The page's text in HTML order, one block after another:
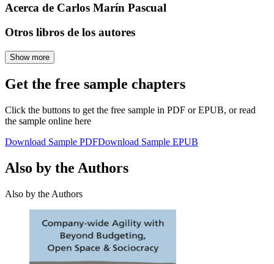
Acerca de Carlos Marín Pascual
Otros libros de los autores
Show more
Get the free sample chapters
Click the buttons to get the free sample in PDF or EPUB, or read
the sample online here
Download Sample PDFDownload Sample EPUB
Also by the Authors
Also by the Authors